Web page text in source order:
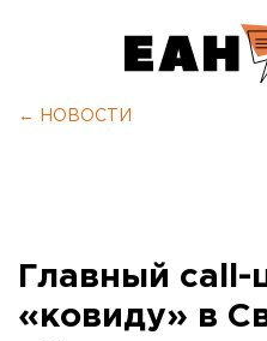
← НОВОСТИ
Главный call-
«ковиду» в